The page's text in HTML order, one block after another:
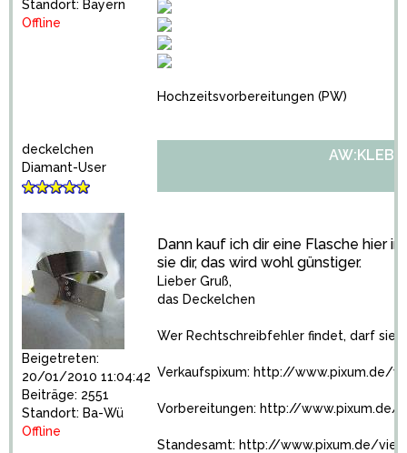
Standort: Bayern
Offline
Hochzeitsvorbereitungen (PW)
deckelchen
Diamant-User
Beigetreten:
20/01/2010 11:04:42
Beiträge: 2551
Standort: Ba-Wü
Offline
Dann kauf ich dir eine Flasche hier
sie dir, das wird wohl günstiger.
Lieber Gruß,
das Deckelchen
Wer Rechtschreibfehler findet, darf sie
Verkaufspixum: http://www.pixum.de/
Vorbereitungen: http://www.pixum.de/
Standesamt: http://www.pixum.de/